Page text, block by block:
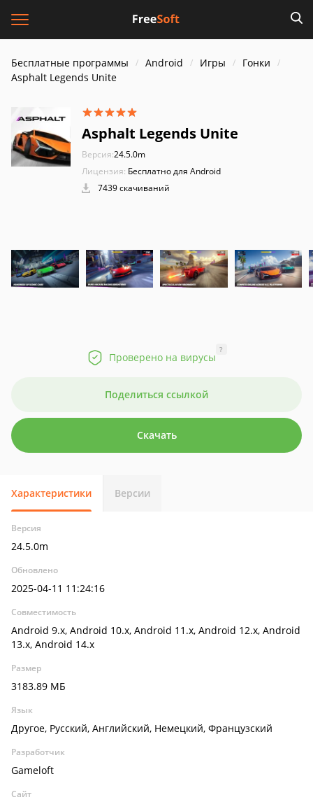
Бесплатные программы Android Игры
Гонки
Asphalt Legends Unite
Asphalt Legends Unite
Версия:24.5.0m
Лицензия: Бесплатно для Android
7439 скачиваний
Проверено на вирусы
?
Поделиться ссылкой
Скачать
Характеристики Версии
Версия
24.5.0m
Обновлено
2025-04-11 11:24:16
Совместимость
Android 9.x, Android 10.x, Android 11.x, Android 12.x, Android
13.x, Android 14.x
Размер
3183.89 МБ
Язык
Другое, Русский, Английский, Немецкий, Французский
Разработчик
Gameloft
Сайт